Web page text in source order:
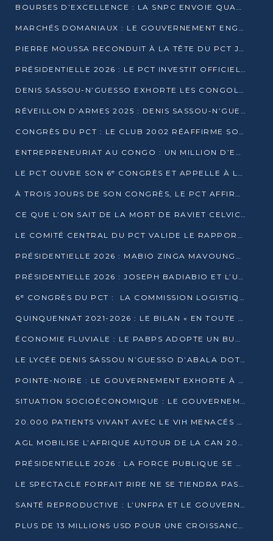
BOURSES D’EXCELLENCE : LA SNPC ENVOIE QUATRE NOUVEAUX TALENTS CONGOLAIS SE FORMER À BAKOU
MARCHÉS DOMANIAUX : LE GOUVERNEMENT ENGAGE LA STRUCTURATION DES TAXES D’ASSAINISSEMENT
PIERRE MOUSSA RECONDUIT À LA TÊTE DU PCT JUSQU’EN 2031
PRÉSIDENTIELLE 2026 : LE PCT INVESTIT OFFICIELLEMENT DENIS SASSOU NGUESSO
DENIS SASSOU-N’GUESSO EXHORTE LES CONGOLAIS À L’UNITÉ ET AU FAIR-PLAY DÉMOCRATIQUE EN 2026
RÉVEILLON D’ARMES 2025 : DENIS SASSOU-N’GUESSO GARANTIT DES ÉLECTIONS 2026 PAISIBLES ET SÉCURISÉES
CONGRÈS DU PCT : LE CLUB 2002 RÉAFFIRME SON SOUTIEN À DENIS SASSOU-N’GUESSO POUR 2026
ENTREPRENEURIAT AU CONGO : UN MILLION D’EUROS POUR FINANCER LES STARTUPS DÈS 2026
LE PCT OUVRE SON 6ᵉ CONGRÈS ET APPELLE À LA CANDIDATURE DE DENIS SASSOU NGUESSO
À TROIS JOURS DE SON CONGRÈS, LE PCT AFFIRME AVOIR ATTEINT TOUS SES OBJECTIFS
CE QUE L’ON SAIT DE LA MORT DE RAVIET CELVIC N’TSIANTSIE
LE COMITÉ CENTRAL DU PCT VALIDE LE RAPPORT DU CONGRÈS ET SOUTIENT DENIS SASSOU N’GUESSO
PRÉSIDENTIELLE 2026 : MABIO ZINGA MAVOUNGOU DÉCLARE SA CANDIDATURE ET CHARGE LE BILAN DU PCT
PRÉSIDENTIELLE 2026 : JOSEPH BADIABIO ET L’UDH-YUKI JOUENT LA PRUDENCE
6ᵉ CONGRÈS DU PCT : LA COMMISSION LOGISTIQUE ASSURE LA DISTRIBUTION DES KITS
QUINQUENNAT 2021-2026 : LE BILAN « EN TOUTE TRANSPARENCE » PRÉSENTÉ À LA PRESSE
ÉCONOMIE FLUVIALE : LE PABPS ADOPTE UN BUDGET 2026 DE PLUS DE 2,7 MILLIARDS FCFA
LE LYCÉE DENIS SASSOU N’GUESSO D’ABALA DOTÉ D’UNE SALLE MULTIMÉDIA
POINTE-NOIRE : LE GOUVERNEMENT EXHORTE À UN USAGE RESPONSABLE DU NOUVEAU MATÉRIEL MUNICIPAL
SITUATION SOCIOÉCONOMIQUE : LE GOUVERNEMENT INTERPELLÉ DEVANT LE SÉNAT
20.000 PATIENTS VIVANT AVEC LE VIH MENACÉS D’ARRÊT DE TRAITEMENT
AGL MOBILISE L’AFRIQUE AUTOUR DE LA CAN 2025
PRÉSIDENTIELLE 2026 : LA FORCE PUBLIQUE SE PRÉPARE À SÉCURISER LE SCRUTIN
LE SPECTACLE FORFAIT RIRE NE SE TIENDRA PAS LE 1ER JANVIER
SANTÉ REPRODUCTIVE : L’UNFPA ET LE GOUVERNEMENT AFFINENT LES PRIORITÉS DE 2026
PLUS DE 13 MILLIONS USD POUR UNE CROISSANCE VERTE ET SOUVERAINE